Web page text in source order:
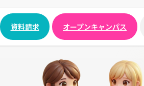
資料請求 オープンキャンパス